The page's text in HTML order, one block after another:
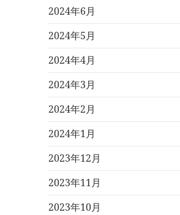
2024年6月
2024年5月
2024年4月
2024年3月
2024年2月
2024年1月
2023年12月
2023年11月
2023年10月